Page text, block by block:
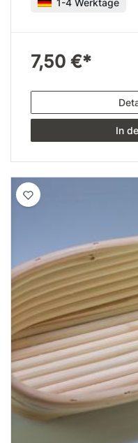
1-4 Werktage
7,50 €*
In